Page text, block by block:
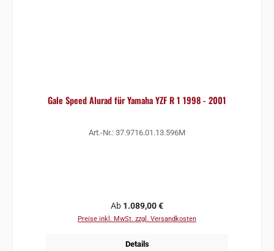
Gale Speed Alurad für Yamaha YZF R 1 1998 - 2001
Art.-Nr.: 37.9716.01.13.596M
Regulärer Preis:
Ab 1.089,00 €
Preise inkl. MwSt. zzgl. Versandkosten
Details